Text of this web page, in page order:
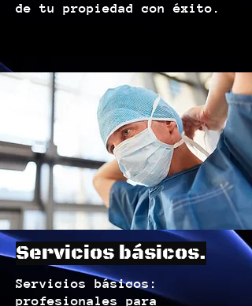
de tu propiedad con éxito.
Servicios básicos.
Servicios básicos:
profesionales para